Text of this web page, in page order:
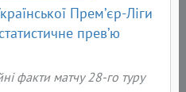
Прем’єр-Ліги
прев’ю
факти матчу 28-го туру